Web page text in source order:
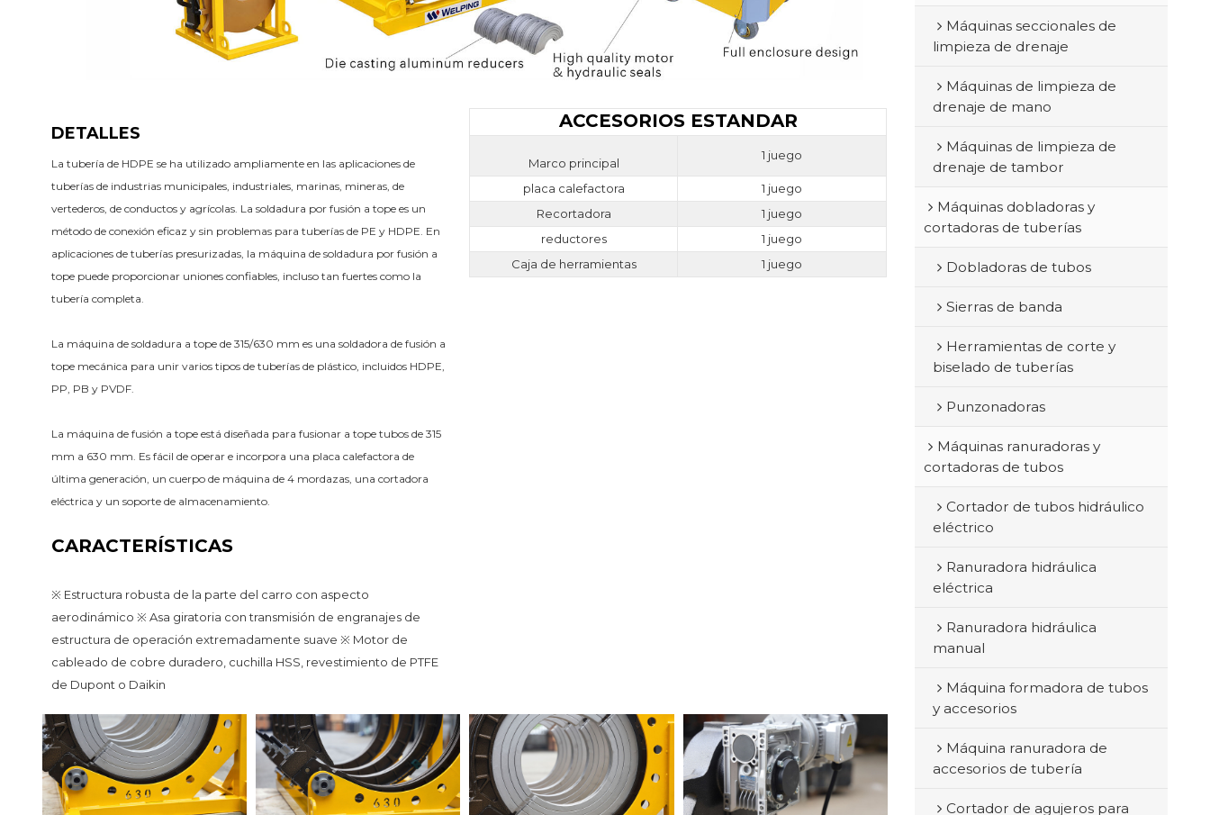
Máquinas seccionales de
limpieza de drenaje
Máquinas de limpieza de
drenaje de mano
Máquinas de limpieza de
drenaje de tambor
Máquinas dobladoras y
cortadoras de tuberías
Dobladoras de tubos
Sierras de banda
Herramientas de corte y
biselado de tuberías
Punzonadoras
Máquinas ranuradoras y
cortadoras de tubos
Cortador de tubos hidráulico
eléctrico
Ranuradora hidráulica
eléctrica
Ranuradora hidráulica
manual
Máquina formadora de tubos
y accesorios
Máquina ranuradora de
accesorios de tubería
Cortador de agujeros para
DETALLES
La tubería de HDPE se ha utilizado ampliamente en las aplicaciones de
tuberías de industrias municipales, industriales, marinas, mineras, de
vertederos, de conductos y agrícolas. La soldadura por fusión a tope es un
método de conexión eficaz y sin problemas para tuberías de PE y HDPE. En
aplicaciones de tuberías presurizadas, la máquina de soldadura por fusión a
tope puede proporcionar uniones confiables, incluso tan fuertes como la
tubería completa.
La máquina de soldadura a tope de 315/630 mm es una soldadora de fusión a
tope mecánica para unir varios tipos de tuberías de plástico, incluidos HDPE,
PP, PB y PVDF.
La máquina de fusión a tope está diseñada para fusionar a tope tubos de 315
mm a 630 mm. Es fácil de operar e incorpora una placa calefactora de
última generación, un cuerpo de máquina de 4 mordazas, una cortadora
eléctrica y un soporte de almacenamiento.
CARACTERÍSTICAS
※ Estructura robusta de la parte del carro con aspecto
aerodinámico ※ Asa giratoria con transmisión de engranajes de
estructura de operación extremadamente suave ※ Motor de
cableado de cobre duradero, cuchilla HSS, revestimiento de PTFE
de Dupont o Daikin
ACCESORIOS ESTANDAR
Marco principal
1 juego
placa calefactora
1 juego
Recortadora
1 juego
reductores
1 juego
Caja de herramientas
1 juego